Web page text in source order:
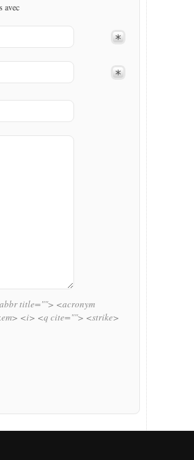
avec
title=""> <acronym
<i> <q cite=""> <strike>